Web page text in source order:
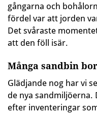
gångarna och
fördel var att jorden
Det svåraste
att den föll isär.
Många sandbin
Glädjande nog har vi
de nya sandmiljöerna.
efter inventeringar